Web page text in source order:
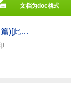
《某镇党委领导干部述职述廉报告(精选多篇)[此文共15198字].doc》
文档为doc格式